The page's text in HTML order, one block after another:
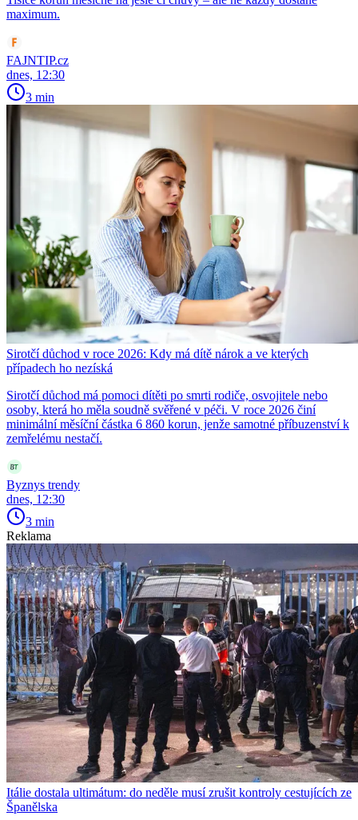
maximum.
FAJNTIP.cz
dnes, 12:30
3 min
Sirotčí důchod v roce 2026: Kdy má dítě nárok a ve kterých
případech ho nezíská
Sirotčí důchod má pomoci dítěti po smrti rodiče, osvojitele nebo
osoby, která ho měla soudně svěřené v péči. V roce 2026 činí
minimální měsíční částka 6 860 korun, jenže samotné příbuzenství k
zemřelému nestačí.
Byznys trendy
dnes, 12:30
3 min
Reklama
Itálie dostala ultimátum: do neděle musí zrušit kontroly cestujících ze
Španělska